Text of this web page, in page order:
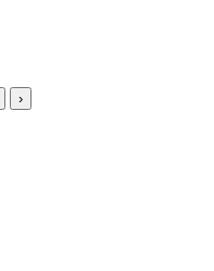
›